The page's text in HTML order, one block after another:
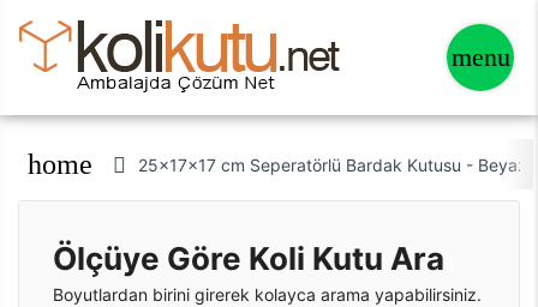
home 25x17x17 cm Seperatörlü Bardak Kutusu - Beyaz
Ölçüye Göre Koli Kutu Ara
Boyutlardan birini girerek kolayca arama yapabilirsiniz.